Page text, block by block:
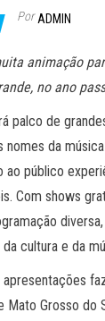
Por ADMIN
animação
no ano
palco de
nomes da
ao público
Com shows
cultura e da
Mato Grosso do